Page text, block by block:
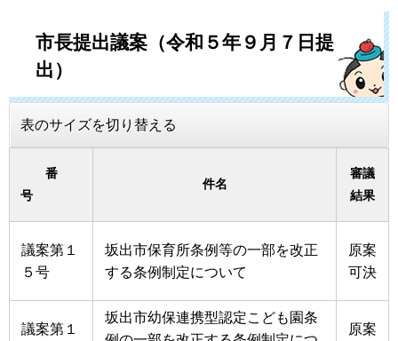
市長提出議案（令和５年９月７日提
出）
表のサイズを切り替える
番
号
件名
審議
結果
議案第１
５号
坂出市保育所条例等の一部を改正
する条例制定について
原案
可決
議案第１
坂出市幼保連携型認定こども園条
原案